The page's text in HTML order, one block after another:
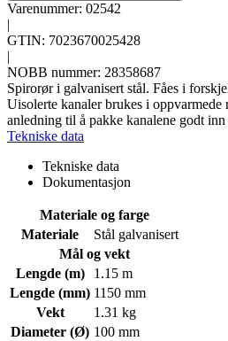
Varenummer: 02542
|
GTIN: 7023670025428
|
NOBB nummer: 28358687
Spirorør i galvanisert stål. Fåes i
Uisolerte kanaler brukes i oppvarmede
anledning til å pakke kanalene godt
Tekniske data
Tekniske data
Dokumentasjon
Materiale og farge
Materiale
Stål galvanisert
Mål og vekt
Lengde (m)
1.15 m
Lengde (mm) 1150 mm
Vekt
1.31 kg
Diameter (Ø) 100 mm